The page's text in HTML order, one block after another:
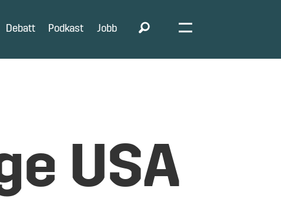
Debatt Podkast Jobb
USA